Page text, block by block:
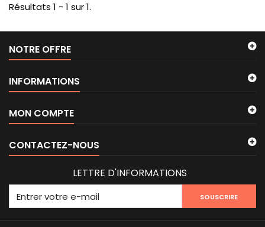
Résultats 1 - 1 sur 1.
NOTRE OFFRE
INFORMATIONS
MON COMPTE
CONTACTEZ-NOUS
LETTRE D'INFORMATIONS
SOUSCRIRE